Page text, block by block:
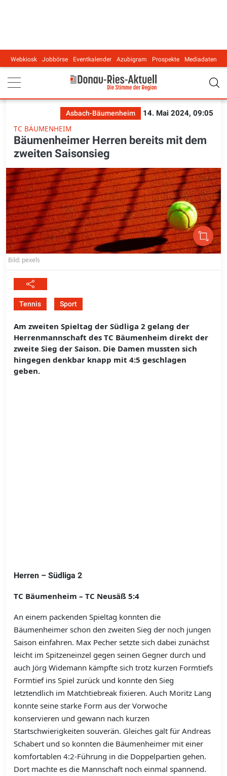
Main navigation
Webkiosk Jobbörse Eventkalender Azubigram Prospekte Mediadaten
Asbach-Bäumenheim
14. Mai 2024, 09:05
TC BÄUMENHEIM
Bäumenheimer Herren bereits mit dem
zweiten Saisonsieg
Bild: pexels
Tennis Sport
Am zweiten Spieltag der Südliga 2 gelang der
Herrenmannschaft des TC Bäumenheim direkt der
zweite Sieg der Saison. Die Damen mussten sich
hingegen denkbar knapp mit 4:5 geschlagen
geben.
Herren – Südliga 2
TC Bäumenheim – TC Neusäß 5:4
An einem packenden Spieltag konnten die
Bäumenheimer schon den zweiten Sieg der noch jungen
Saison einfahren. Max Pecher setzte sich dabei zunächst
leicht im Spitzeneinzel gegen seinen Gegner durch und
auch Jörg Widemann kämpfte sich trotz kurzen Formtiefs
Formtief ins Spiel zurück und konnte den Sieg
letztendlich im Matchtiebreak fixieren. Auch Moritz Lang
konnte seine starke Form aus der Vorwoche
konservieren und gewann nach kurzen
Startschwierigkeiten souverän. Gleiches galt für Andreas
Schabert und so konnten die Bäumenheimer mit einer
komfortablen 4:2-Führung in die Doppelpartien gehen.
Dort machte es die Mannschaft noch einmal spannend.